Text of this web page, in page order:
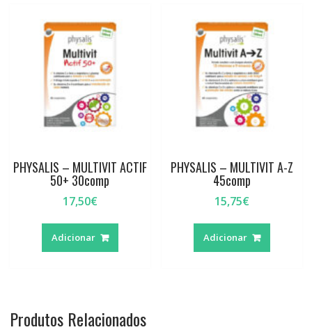
PHYSALIS – MULTIVIT ACTIF
50+ 30comp
17,50€
Adicionar
PHYSALIS – MULTIVIT A-Z
45comp
15,75€
Adicionar
Produtos Relacionados